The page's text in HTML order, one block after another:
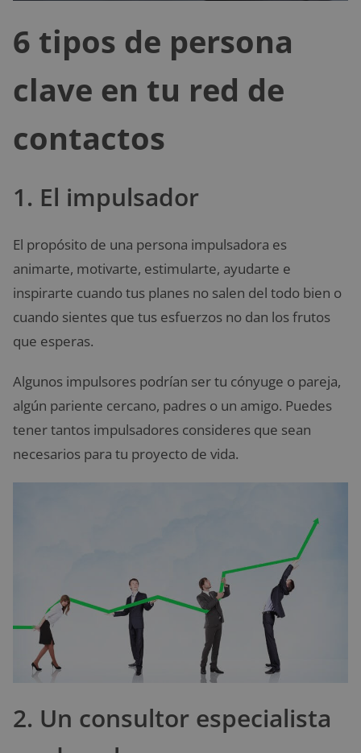
6 tipos de persona
clave en tu red de
contactos
1. El impulsador
El propósito de una persona impulsadora es
animarte, motivarte, estimularte, ayudarte e
inspirarte cuando tus planes no salen del todo bien o
cuando sientes que tus esfuerzos no dan los frutos
que esperas.
Algunos impulsores podrían ser tu cónyuge o pareja,
algún pariente cercano, padres o un amigo. Puedes
tener tantos impulsadores consideres que sean
necesarios para tu proyecto de vida.
2. Un consultor especialista